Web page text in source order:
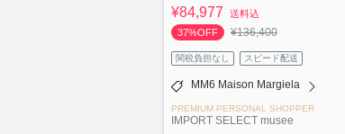
¥84,977
送料込
37%OFF
¥136,400
関税負担なし スピード配送
MM6 Maison Margiela
PREMIUM PERSONAL SHOPPER
IMPORT SELECT musee